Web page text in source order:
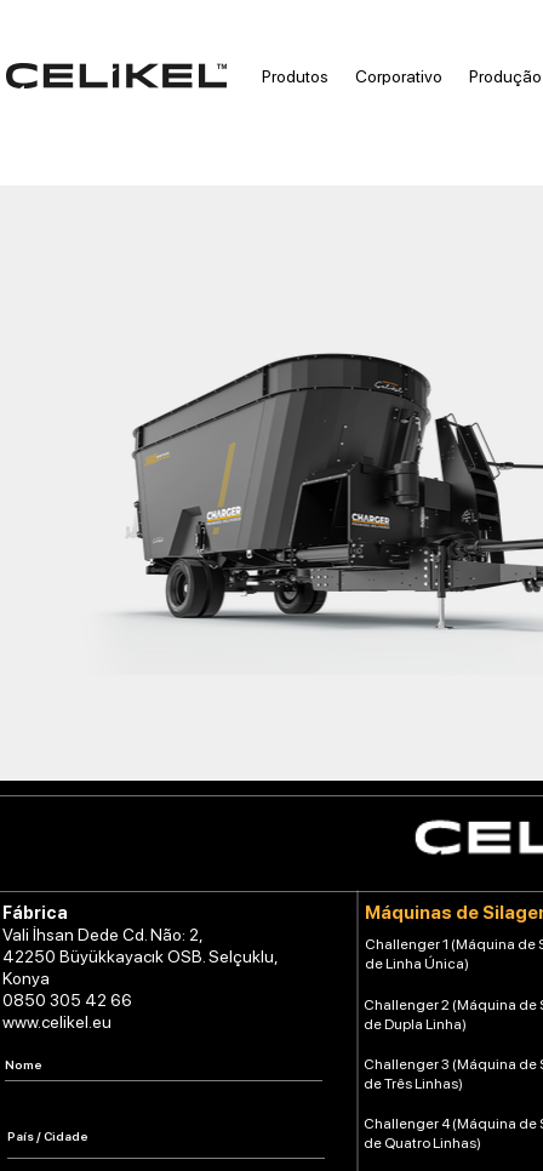
Produtos Corporativo Produção
Fábrica
Vali İhsan Dede Cd. Não: 2,
42250 Büyükkayacık OSB. Selçuklu,
Konya
0850 305 42 66
www.celikel.eu
Máquinas de
Challenger 1 (Máquina de
de Linha Única)
Challenger 2 (Máquina de
de Dupla Linha)
Challenger 4 (Máquina de
de Quatro Linhas)
Challenger 3 (Máquina de
de Três Linhas)